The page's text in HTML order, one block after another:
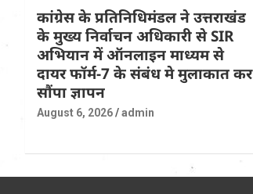
कांग्रेस के प्रतिनिधिमंडल ने उत्तराखंड
के मुख्य निर्वाचन अधिकारी से SIR
अभियान में ऑनलाइन माध्यम से
दायर फॉर्म-7 के संबंध मे मुलाकात कर
सौंपा ज्ञापन
August 6, 2026 admin